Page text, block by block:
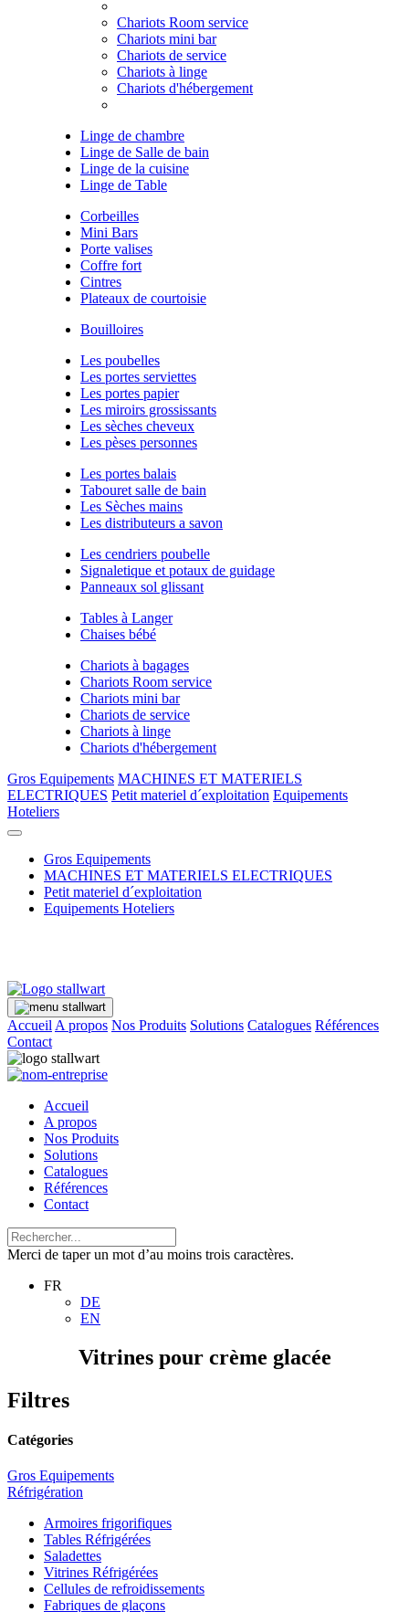
Chariots Room service
Chariots mini bar
Chariots de service
Chariots à linge
Chariots d'hébergement
Linge de chambre
Linge de Salle de bain
Linge de la cuisine
Linge de Table
Corbeilles
Mini Bars
Porte valises
Coffre fort
Cintres
Plateaux de courtoisie
Bouilloires
Les poubelles
Les portes serviettes
Les portes papier
Les miroirs grossissants
Les sèches cheveux
Les pèses personnes
Les portes balais
Tabouret salle de bain
Les Sèches mains
Les distributeurs a savon
Les cendriers poubelle
Signaletique et potaux de guidage
Panneaux sol glissant
Tables à Langer
Chaises bébé
Chariots à bagages
Chariots Room service
Chariots mini bar
Chariots de service
Chariots à linge
Chariots d'hébergement
Gros Equipements MACHINES ET MATERIELS
ELECTRIQUES Petit materiel d´exploitation Equipements
Hoteliers
Gros Equipements
MACHINES ET MATERIELS ELECTRIQUES
Petit materiel d´exploitation
Equipements Hoteliers
Accueil A propos Nos Produits Solutions Catalogues Références
Contact
Accueil
A propos
Nos Produits
Solutions
Catalogues
Références
Contact
Merci de taper un mot d’au moins trois caractères.
FR
DE
EN
Vitrines pour crème glacée
Filtres
Catégories
Gros Equipements
Réfrigération
Armoires frigorifiques
Tables Réfrigérées
Saladettes
Vitrines Réfrigérées
Cellules de refroidissements
Fabriques de glaçons